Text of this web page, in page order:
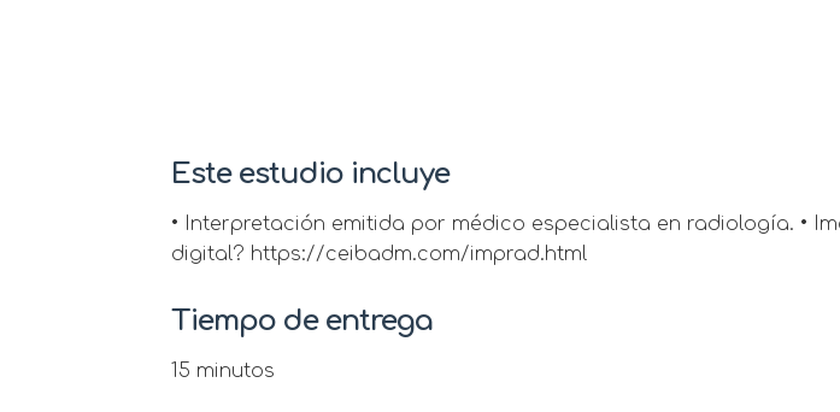
Este estudio incluye
• Interpretación emitida por médico especialista en radiología. •
digital? https://ceibadm.com/imprad.html
Tiempo de entrega
15 minutos